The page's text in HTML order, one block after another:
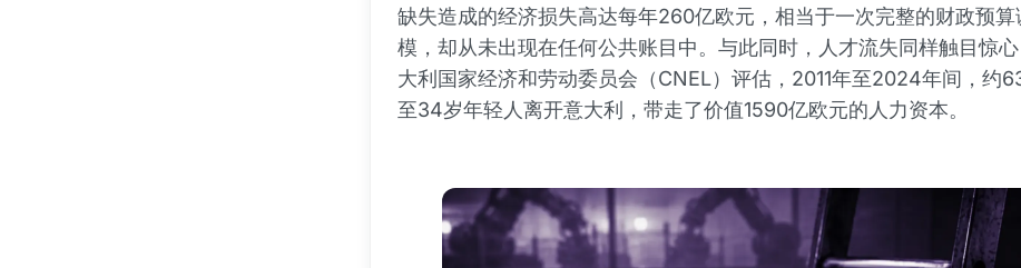
缺失造成的经济损失高达每年260亿欧元，相当于一次完整的财政预算
模，却从未出现在任何公共账目中。与此同时，人才流失同样触目惊
大利国家经济和劳动委员会（CNEL）评估，2011年至2024年间，约
至34岁年轻人离开意大利，带走了价值1590亿欧元的人力资本。